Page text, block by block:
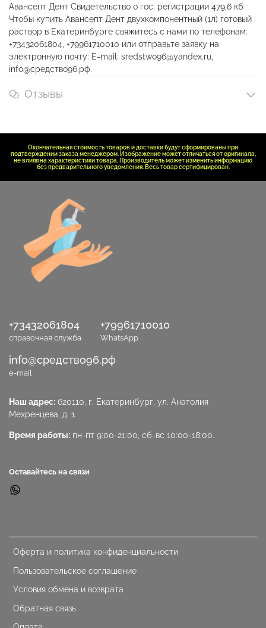
Авансепт Дент Свидетельство о гос. регистрации 479,6 кб
Чтобы купить Авансепт Дент двухкомпонентный (1л) готовый
раствор в Екатеринбурге свяжитесь с нами по телефонам:
+73432061804, +79961710010 или отправьте заявку на
электронную почту: E-mail: sredstwo96@yandex.ru,
info@средство96.рф.
Отзывы
Окончательная стоимость товаров и доставки будут сформированы при
подтверждении заказа менеджером. Изображение может отличаться от оригинала,
не влияя на характеристики товара. Производитель может изменить информацию
без предварительного уведомления. Весь товар сертифицирован.
Оферта и политика конфиденциальности
Пользовательское соглашение
Условия обмена и возврата
Обратная связь
+73432061804
справочная служба
+79961710010
WhatsApp
info@средство96.рф
e-mail
Наш адрес: 620110, г. Екатеринбург, ул. Анатолия
Мехренцева, д. 1.
Время работы: пн-пт 9:00-21:00, сб-вс 10:00-18:00.
Оставайтесь на связи